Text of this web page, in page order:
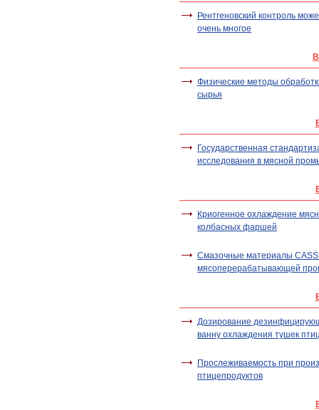
Рентгеновский контроль
очень многое
Физические методы
сырья
Государственная
исследования в мясной
Криогенное охлаждение
колбасных фаршей
Смазочные материалы
мясоперерабатывающей
Дозирование
ванну охлаждения тушек
Прослеживаемость при
птицепродуктов